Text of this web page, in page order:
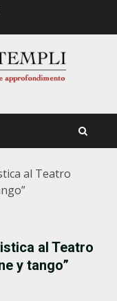
al Teatro
al Teatro
y tango”